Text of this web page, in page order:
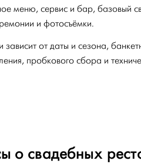
меню, сервис и бар, базовый
и фотосъёмки.
от даты и сезона,
пробкового сбора и
о свадебных